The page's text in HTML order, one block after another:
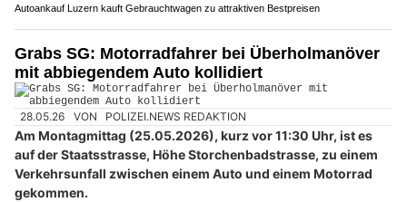
Autoankauf Luzern kauft Gebrauchtwagen zu attraktiven Bestpreisen
Grabs SG: Motorradfahrer bei Überholmanöver
mit abbiegendem Auto kollidiert
28.05.26 VON POLIZEI.NEWS REDAKTION
Am Montagmittag (25.05.2026), kurz vor 11:30 Uhr, ist es
auf der Staatsstrasse, Höhe Storchenbadstrasse, zu einem
Verkehrsunfall zwischen einem Auto und einem Motorrad
gekommen.